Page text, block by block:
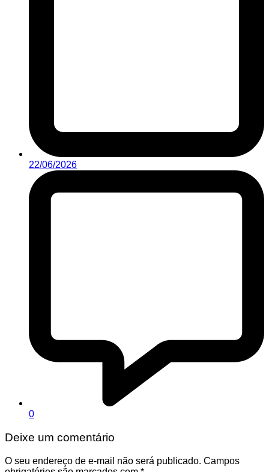
22/06/2026
0
Deixe um comentário
O seu endereço de e-mail não será publicado. Campos